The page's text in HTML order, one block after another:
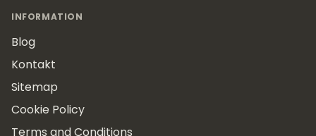
INFORMATION
Blog
Kontakt
Sitemap
Cookie Policy
Terms and Conditions